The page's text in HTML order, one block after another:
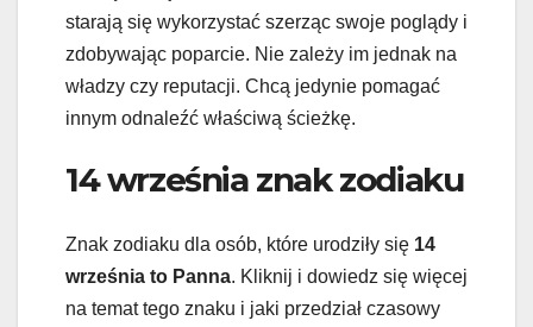
starają się wykorzystać szerząc swoje poglądy i
zdobywając poparcie. Nie zależy im jednak na
władzy czy reputacji. Chcą jedynie pomagać
innym odnaleźć właściwą ścieżkę.
14 września znak zodiaku
Znak zodiaku dla osób, które urodziły się 14
września to Panna. Kliknij i dowiedz się więcej
na temat tego znaku i jaki przedział czasowy